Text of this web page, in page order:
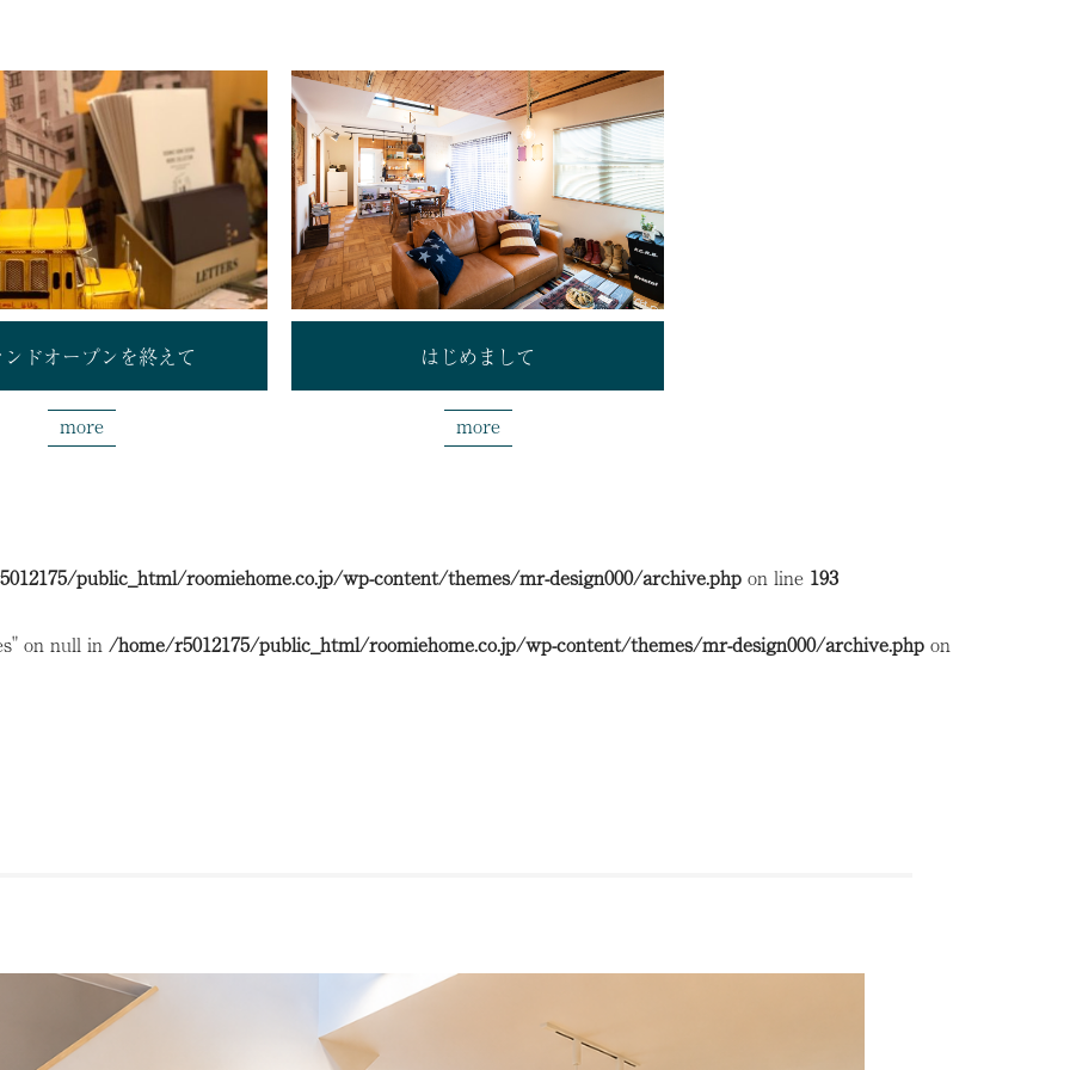
ドオープンを終えて
more
はじめまして
more
public_html/roomiehome.co.jp/wp-content/themes/mr-design000/archive.php on line 193
on null in /home/r5012175/public_html/roomiehome.co.jp/wp-content/themes/mr-design000/archive.php on